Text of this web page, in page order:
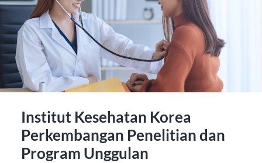
Institut Kesehatan Korea
Perkembangan Penelitian dan
Program Unggulan